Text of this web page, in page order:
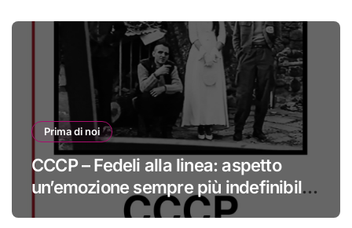
Prima di noi
CCCP – Fedeli alla linea: aspetto
un’emozione sempre più indefinibile
#primadinoi